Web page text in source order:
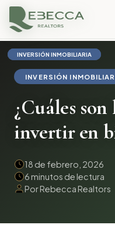
INVERSIÓN
¿Cuáles
invertir en
18 de febrero, 2026
6 minutos de lectura
Por Rebecca Realtors
INVERSIÓN INMOBILIARIA
INVERSIÓN INMOBILIARIA
INVERSIÓN INMOBILIARIA